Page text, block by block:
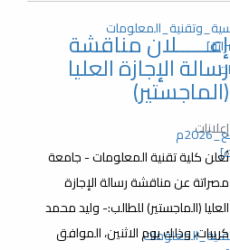
[#الامتحانات_النهائية_للفصل_ربيع_2026م
إعــــــلان مناقشة
رسالة الإجازة العليا
(الماجستير)
إعلانات
تُعلن كلية تقنية المعلومات - جامعة
مصراتة عن مناقشة رسالة الإجازة
العليا (الماجستير) للطالب:- وليد محمد
كريبات، وذلك يوم الاثنين، الموافق